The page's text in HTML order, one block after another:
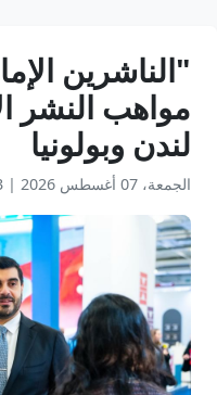
"الناشرين
مواهب النشر
لندن وبولونيا
الجمعة، 07 أغسطس 2026 |
3